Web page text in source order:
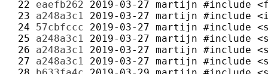
22 eaefb262 2019-03-27 martijn
23 a248a3c1 2019-03-27 martijn
24 57cbfccc 2019-03-27 martijn
25 a248a3c1 2019-03-27 martijn
26 a248a3c1 2019-03-27 martijn
27 a248a3c1 2019-03-27 martijn